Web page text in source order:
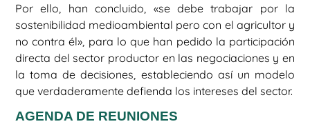
Por ello, han concluido, «se debe trabajar por la
sostenibilidad medioambiental pero con el agricultor y
no contra él», para lo que han pedido la participación
directa del sector productor en las negociaciones y en
la toma de decisiones, estableciendo así un modelo
que verdaderamente defienda los intereses del sector.
AGENDA DE REUNIONES